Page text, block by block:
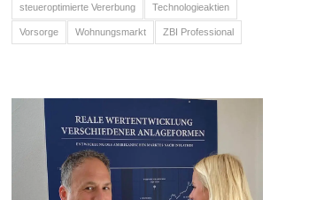
steueroptimierte Vererbung Technologieaktien
Vorsorge Wohnungsmarkt ZBI Professional